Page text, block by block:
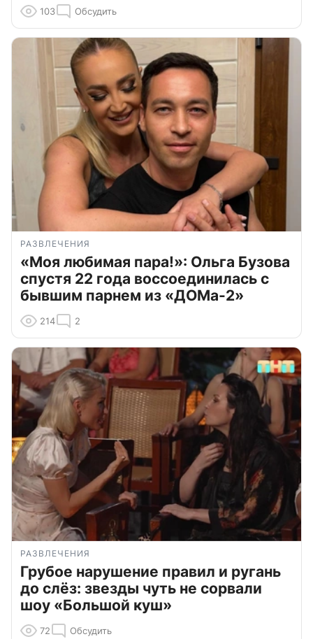
103 Обсудить
РАЗВЛЕЧЕНИЯ
«Моя любимая пара!»: Ольга Бузова
спустя 22 года воссоединилась с
бывшим парнем из «ДОМа-2»
214 2
РАЗВЛЕЧЕНИЯ
Грубое нарушение правил и ругань
до слёз: звезды чуть не сорвали
шоу «Большой куш»
72 Обсудить